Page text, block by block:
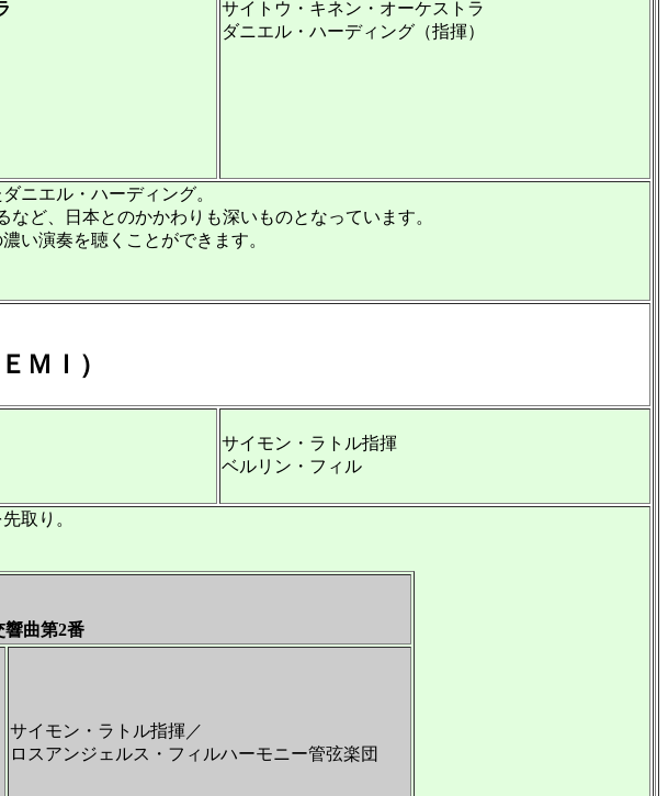
サイトウ・キネン・オーケストラ
ダニエル・ハーディング（指揮）
ニエル・ハーディング。
ど、日本とのかかわりも深いものとなっています。
い演奏を聴くことができます。
ＭＩ）
サイモン・ラトル指揮
ベルリン・フィル
取り。
曲第2番
サイモン・ラトル指揮／
ロスアンジェルス・フィルハーモニー管弦楽団